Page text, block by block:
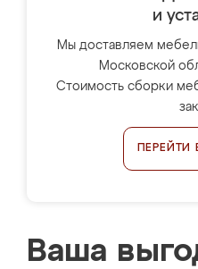
и
Мы доставляем
Московской
Стоимость сборки
ПЕРЕЙТИ
Ваша